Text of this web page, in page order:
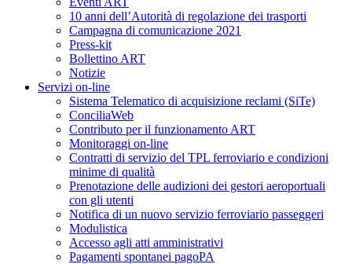
10 anni dell’Autorità di regolazione dei trasporti
Campagna di comunicazione 2021
Press-kit
Bollettino ART
Notizie
Servizi on-line
Sistema Telematico di acquisizione reclami (SiTe)
ConciliaWeb
Contributo per il funzionamento ART
Monitoraggi on-line
Contratti di servizio del TPL ferroviario e condizioni
minime di qualità
Prenotazione delle audizioni dei gestori aeroportuali
con gli utenti
Notifica di un nuovo servizio ferroviario passeggeri
Modulistica
Accesso agli atti amministrativi
Pagamenti spontanei pagoPA